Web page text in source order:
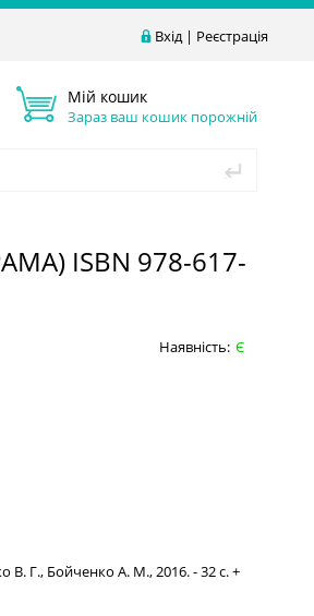
Вхід| Реєстрація
Мій кошик
Зараз ваш кошик порожній
ISBN 978-617-
Наявність: Є
В. Г., Бойченко А. М., 2016. - 32 с. +